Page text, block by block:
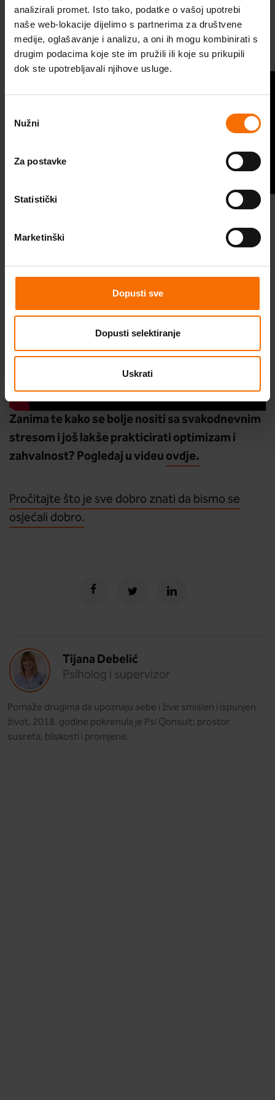
analizirali promet. Isto tako, podatke o vašoj upotrebi
naše web-lokacije dijelimo s partnerima za društvene
medije, oglašavanje i analizu, a oni ih mogu kombinirati s
drugim podacima koje ste im pružili ili koje su prikupili
dok ste upotrebljavali njihove usluge.
pristanka
Nužni
Za postavke
Statistički
Marketinški
Dopusti sve
Dopusti selektiranje
Uskrati
Škola optimističnog roditeljstva
Probudi optimizam
Program za optimizam
Videosavjeti
punjenje humanitarnog fonda kojim će Atlantic
pomoći socijalno-ugroženim domaćinstvima ove
zime i na taj način donijeti svježu dozu energije u
njihova kućanstva. Konkretna pomoć dolazi kroz
investiranje u dugoročna rješenja za suzbijanje
energetskog siromaštva poput solarnih panela,
štednih kućanskih potrepština i edukaciju.
U suradnji s Društvom za oblikovanje održivog
može pomoći naučiti kako racionalizirati
potrošnju u svom domu i ostati u pozitivi na
računu:
Zanima te kako se bolje nositi sa svakodnevnim
stresom i još lakše prakticirati optimizam i
zahvalnost? Pogledaj u videuovdje.
Pročitajte što je sve dobro znati da bismo se
osjećali dobro.
Tijana Debelić
Psiholog i supervizor
Pomaže drugima da upoznaju sebe i žive smislen i ispunjen
život. 2018. godine pokrenula je Psi Qonsult: prostor
susreta, bliskosti i promjene.
Pitaj psihologa